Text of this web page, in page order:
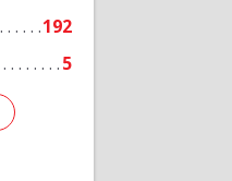
192
5